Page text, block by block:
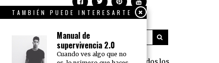
TAMBIÉN PUEDE INTERESARTE
Manual de
supervivencia 2.0
Cuando ves algo que no